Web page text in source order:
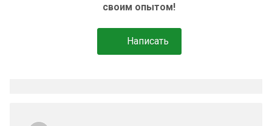
своим опытом!
Написать